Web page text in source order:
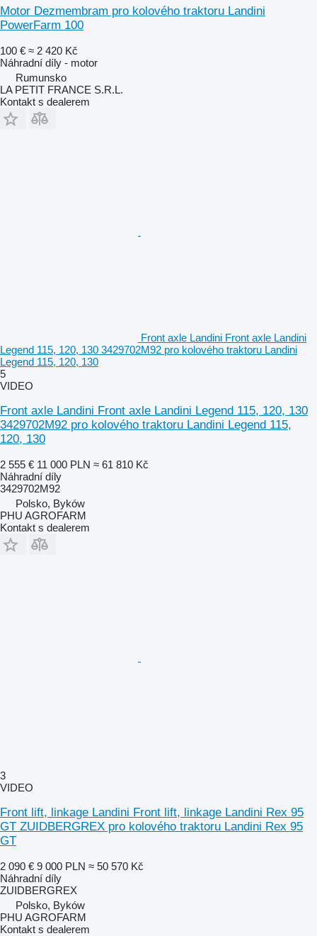
Motor Dezmembram pro kolového traktoru Landini
PowerFarm 100
100 € ≈ 2 420 Kč
Náhradní díly - motor
Rumunsko
LA PETIT FRANCE S.R.L.
Kontakt s dealerem
Front axle Landini Front axle Landini
Legend 115, 120, 130 3429702M92 pro kolového traktoru Landini
Legend 115, 120, 130
5
VIDEO
Front axle Landini Front axle Landini Legend 115, 120, 130
3429702M92 pro kolového traktoru Landini Legend 115,
120, 130
2 555 € 11 000 PLN ≈ 61 810 Kč
Náhradní díly
3429702M92
Polsko, Byków
PHU AGROFARM
Kontakt s dealerem
3
VIDEO
Front lift, linkage Landini Front lift, linkage Landini Rex 95
GT ZUIDBERGREX pro kolového traktoru Landini Rex 95
GT
2 090 € 9 000 PLN ≈ 50 570 Kč
Náhradní díly
ZUIDBERGREX
Polsko, Byków
PHU AGROFARM
Kontakt s dealerem